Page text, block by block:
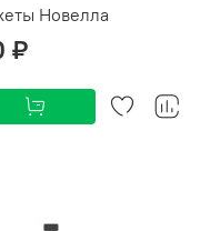
Новелла
₽